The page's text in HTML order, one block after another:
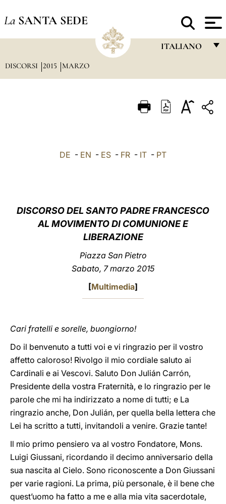
La SANTA SEDE
ITALIANO
ITALIANO
中文
DISCORSI 2015 MARZO
DE - EN - ES - FR - IT - PT
DISCORSO DEL SANTO PADRE FRANCESCO
AL MOVIMENTO DI COMUNIONE E
LIBERAZIONE
Piazza San Pietro
Sabato, 7 marzo 2015
[Multimedia]
Cari fratelli e sorelle, buongiorno!
Do il benvenuto a tutti voi e vi ringrazio per il vostro
affetto caloroso! Rivolgo il mio cordiale saluto ai
Cardinali e ai Vescovi. Saluto Don Julián Carrón,
Presidente della vostra Fraternità, e lo ringrazio per le
parole che mi ha indirizzato a nome di tutti; e La
ringrazio anche, Don Julián, per quella bella lettera che
Lei ha scritto a tutti, invitandoli a venire. Grazie tante!
Il mio primo pensiero va al vostro Fondatore, Mons.
Luigi Giussani, ricordando il decimo anniversario della
sua nascita al Cielo. Sono riconoscente a Don Giussani
per varie ragioni. La prima, più personale, è il bene che
quest’uomo ha fatto a me e alla mia vita sacerdotale,